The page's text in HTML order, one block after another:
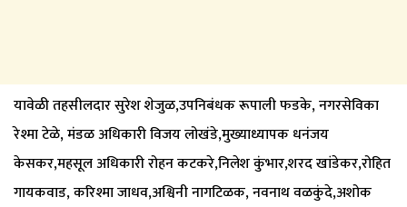
यावेळी तहसीलदार सुरेश शेजुळ,उपनिबंधक रूपाली फडके, नगरसेविका
रेश्मा टेळे, मंडळ अधिकारी विजय लोखंडे,मुख्याध्यापक धनंजय
केसकर,महसूल अधिकारी रोहन कटकरे,निलेश कुंभार,शरद खांडेकर,रोहित
गायकवाड, करिश्मा जाधव,अश्विनी नागटिळक, नवनाथ वळकुंदे,अशोक